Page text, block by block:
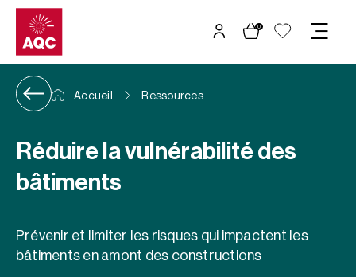
Panneau de gestion des cookies
0
Accueil Ressources
Réduire la vulnérabilité des
bâtiments
Prévenir et limiter les risques qui impactent les
bâtiments en amont des constructions